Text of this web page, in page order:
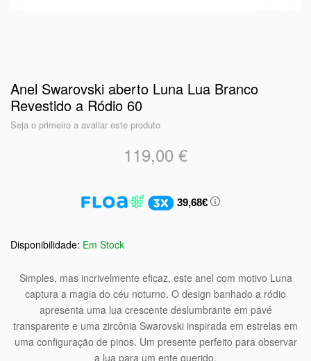
Anel Swarovski aberto Luna Lua Branco
Revestido a Ródio 60
Seja o primeiro a avaliar este produto
119,00 €
39,68€
Em Stock
Simples, mas incrivelmente eficaz, este anel com motivo Luna
captura a magia do céu noturno. O design banhado a ródio
apresenta uma lua crescente deslumbrante em pavé
transparente e uma zircônia Swarovski inspirada em estrelas em
uma configuração de pinos. Um presente perfeito para observar
a lua para um ente querido.